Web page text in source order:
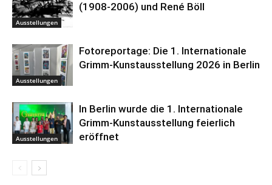
Ausstellungen
(1908-2006) und René Böll
Ausstellungen
Fotoreportage: Die 1. Internationale
Grimm-Kunstausstellung 2026 in Berlin
Ausstellungen
In Berlin wurde die 1. Internationale
Grimm-Kunstausstellung feierlich
eröffnet